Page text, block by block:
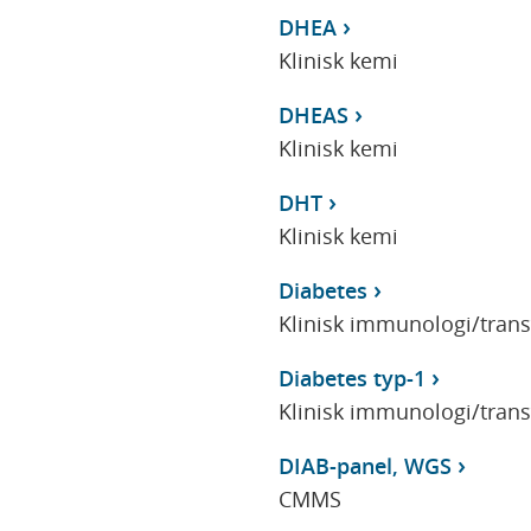
DHEA
Klinisk kemi
DHEAS
Klinisk kemi
DHT
Klinisk kemi
Diabetes
Klinisk immunologi/
Diabetes typ-1
Klinisk immunologi/
DIAB-panel, WGS
CMMS